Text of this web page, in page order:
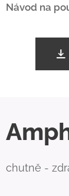
Návod na
chutně -